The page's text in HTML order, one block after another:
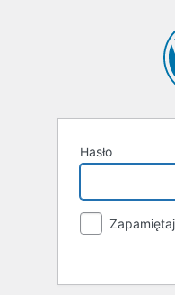
Hasło